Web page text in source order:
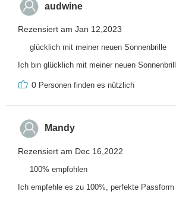
audwine
Rezensiert am Jan 12,2023
glücklich mit meiner neuen Sonnenbrille
Ich bin glücklich mit meiner neuen
0 Personen finden es nützlich
Mandy
Rezensiert am Dec 16,2022
100% empfohlen
Ich empfehle es zu 100%, perfekte